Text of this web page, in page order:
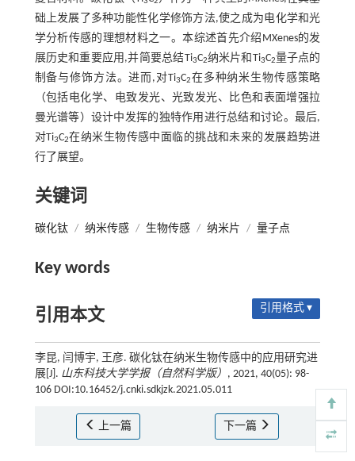
础上发展了多种功能性化学修饰方法,使之成为电化学和光
学分析传感的理想材料之一。本综述首先介绍MXenes的发
展历史和重要应用,并简要总结Ti3C2纳米片和Ti3C2量子点的
制备与修饰方法。进而,对Ti3C2在多种纳米生物传感策略
（包括电化学、电致发光、光致发光、比色和表面增强拉
曼光谱等）设计中发挥的独特作用进行总结和讨论。最后,
对Ti3C2在纳米生物传感中面临的挑战和未来的发展趋势进
行了展望。
关键词
碳化钛 / 纳米传感 / 生物传感 / 纳米片 / 量子点
Key words
引用本文 引用格式 ▾
李昆, 闫博宇, 王彦. 碳化钛在纳米生物传感中的应用研究进
展[J]. 山东科技大学学报（自然科学版） , 2021, 40(05): 98-
106 DOI:10.16452/j.cnki.sdkjzk.2021.05.011
上一篇 下一篇